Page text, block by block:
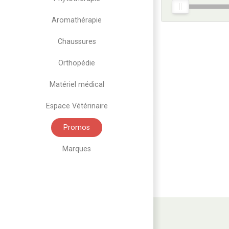
Aromathérapie
Chaussures
Orthopédie
Matériel médical
Espace Vétérinaire
Promos
Marques